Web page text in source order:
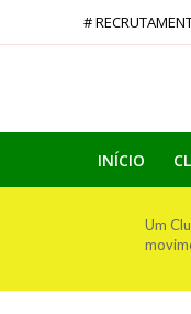
#
INÍCIO
Um